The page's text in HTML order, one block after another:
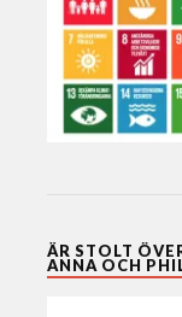
ÄR STOLT
ANNA OCH